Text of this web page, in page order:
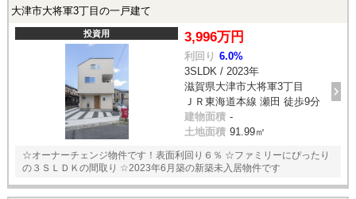
大津市大将軍3丁目の一戸建て
投資用 3,996万円
利回り 6.0%
3SLDK / 2023年
滋賀県大津市大将軍3丁目
ＪＲ東海道本線 瀬田 徒歩9分
建物面積 -
土地面積 91.99㎡
☆オーナーチェンジ物件です！表面利回り６％ ☆ファミリーにぴったり
の３ＳＬＤＫの間取り ☆2023年6月築の新築未入居物件です